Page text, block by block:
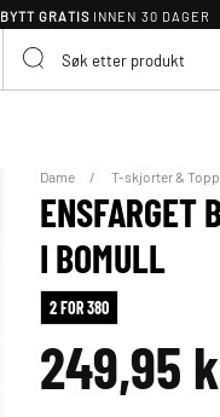
BYTT GRATISINNEN 30 DAGER
Dame T-skjorter &
ENSFARGET
I BOMULL
2 FOR 380
249,95